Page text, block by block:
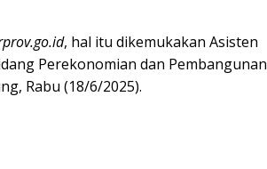
, hal itu dikemukakan Asisten
Perekonomian dan Pembangunan
Rabu (18/6/2025).